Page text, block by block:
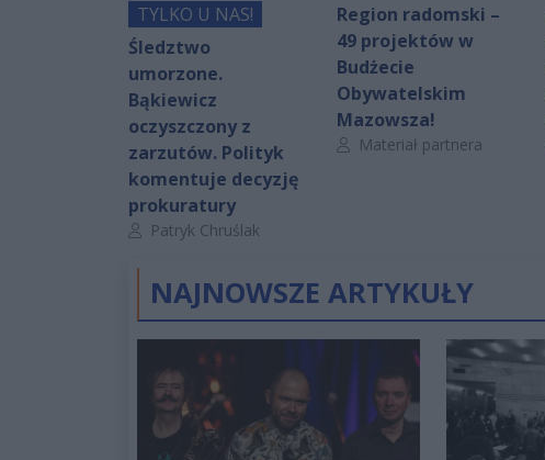
TYLKO U NAS!
Śledztwo
umorzone.
Bąkiewicz
oczyszczony z
zarzutów. Polityk
komentuje decyzję
prokuratury
Autor artykułu:
Patryk Chruślak
Region radomski –
49 projektów w
Budżecie
Obywatelskim
Mazowsza!
Autor artykułu:
Materiał partnera
NAJNOWSZE ARTYKUŁY